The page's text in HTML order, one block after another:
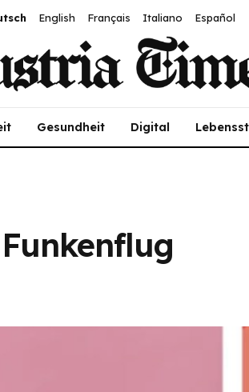
English Français Italiano Español
Gesundheit Digital